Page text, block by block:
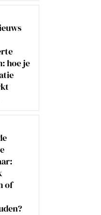
hoe je
of